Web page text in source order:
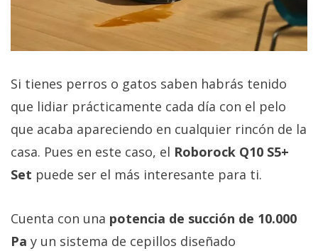
Si tienes perros o gatos saben habrás tenido
que lidiar prácticamente cada día con el pelo
que acaba apareciendo en cualquier rincón de la
casa. Pues en este caso, el Roborock Q10 S5+
Set puede ser el más interesante para ti.
Cuenta con una potencia de succión de 10.000
Pa y un sistema de cepillos diseñado